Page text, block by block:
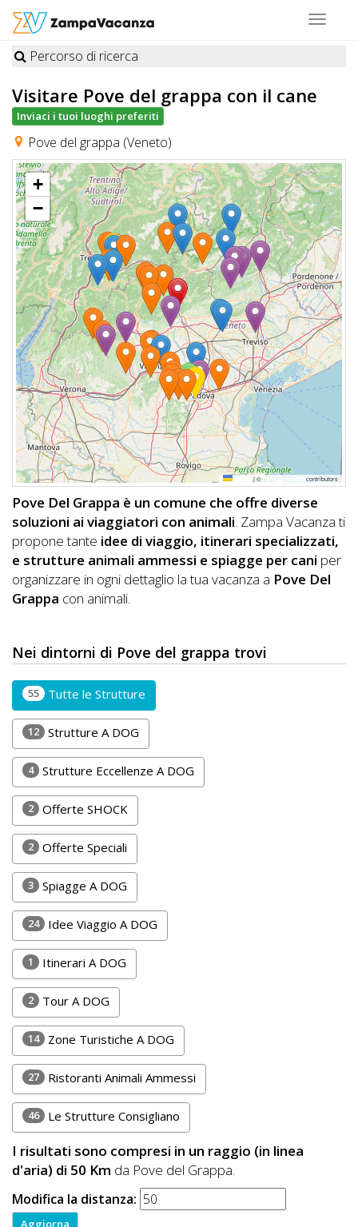
Toggle
STRUTTURE
A
DOG
LUOGHI
A
DOG
OFFERTE
A
DOG
INFO
A
DOG
CHIEDI
CODICE
SCONTO
Video
Tutorial
Lavora
con
Noi
Inserisci
Attività
Accedi
Registrati
Percorso di ricerca
Visitare Pove del grappa con il cane
Inviaci i tuoi luoghi preferiti
Pove del grappa (Veneto)
+
−
|©OpenStreetMap contributors
Pove Del Grappa è un comune che offre diverse
soluzioni ai viaggiatori con animali. Zampa Vacanza ti
propone tante idee di viaggio, itinerari specializzati,
e strutture animali ammessi e spiagge per cani per
organizzare in ogni dettaglio la tua vacanza a Pove Del
Grappa con animali.
Nei dintorni di Pove del grappa trovi
55 Tutte le Strutture
12 Strutture A DOG
4 Strutture Eccellenze A DOG
2 Offerte SHOCK
2 Offerte Speciali
3 Spiagge A DOG
24 Idee Viaggio A DOG
1 Itinerari A DOG
2 Tour A DOG
14 Zone Turistiche A DOG
27 Ristoranti Animali Ammessi
46 Le Strutture Consigliano
I risultati sono compresi in un raggio (in linea
d'aria) di 50 Km da Pove del Grappa.
Modifica la distanza: